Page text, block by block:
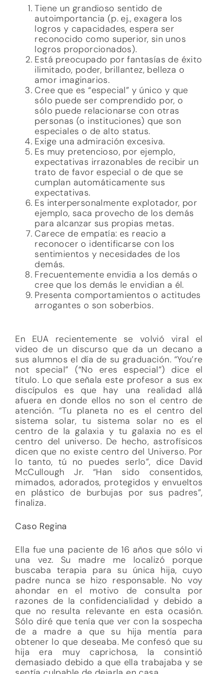
Tiene un grandioso sentido de
autoimportancia (p. ej., exagera los
logros y capacidades, espera ser
reconocido como superior, sin unos
logros proporcionados).
Está preocupado por fantasías de éxito
ilimitado, poder, brillantez, belleza o
amor imaginarios.
Cree que es “especial” y único y que
sólo puede ser comprendido por, o
sólo puede relacionarse con otras
personas (o instituciones) que son
especiales o de alto status.
Exige una admiración excesiva.
Es muy pretencioso, por ejemplo,
expectativas irrazonables de recibir un
trato de favor especial o de que se
cumplan automáticamente sus
expectativas.
Es interpersonalmente explotador, por
ejemplo, saca provecho de los demás
para alcanzar sus propias metas.
Carece de empatía: es reacio a
reconocer o identificarse con los
sentimientos y necesidades de los
demás.
Frecuentemente envidia a los demás o
cree que los demás le envidian a él.
Presenta comportamientos o actitudes
arrogantes o son soberbios.
En EUA recientemente se volvió viral el
video de un discurso que da un decano a
sus alumnos el día de su graduación. “You’re
not special” (“No eres especial”) dice el
título. Lo que señala este profesor a sus ex
discípulos es que hay una realidad allá
afuera en donde ellos no son el centro de
atención. “Tu planeta no es el centro del
sistema solar, tu sistema solar no es el
centro de la galaxia y tu galaxia no es el
centro del universo. De hecho, astrofísicos
dicen que no existe centro del Universo. Por
lo tanto, tú no puedes serlo”, dice David
McCullough Jr. “Han sido consentidos,
mimados, adorados, protegidos y envueltos
en plástico de burbujas por sus padres”,
finaliza.
Caso Regina
Ella fue una paciente de 16 años que sólo vi
una vez. Su madre me localizó porque
buscaba terapia para su única hija, cuyo
padre nunca se hizo responsable. No voy
ahondar en el motivo de consulta por
razones de la confidencialidad y debido a
que no resulta relevante en esta ocasión.
Sólo diré que tenía que ver con la sospecha
de a madre a que su hija mentía para
obtener lo que deseaba. Me confesó que su
hija era muy caprichosa, la consintió
demasiado debido a que ella trabajaba y se